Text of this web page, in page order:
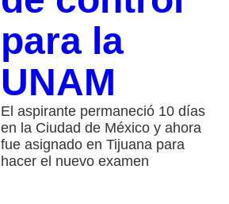
para la
UNAM
El aspirante permaneció 10 días
en la Ciudad de México y ahora
fue asignado en Tijuana para
hacer el nuevo examen